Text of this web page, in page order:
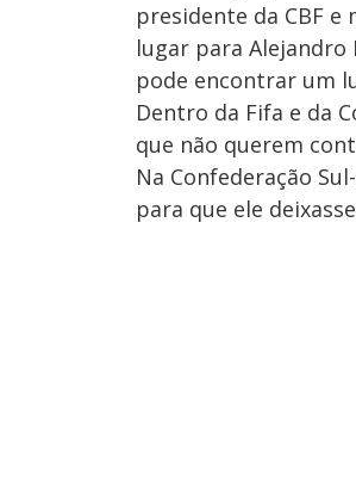
presidente da CBF e
lugar para Alejandro
pode encontrar um
Dentro da Fifa e da
que não querem
Na Confederação
para que ele